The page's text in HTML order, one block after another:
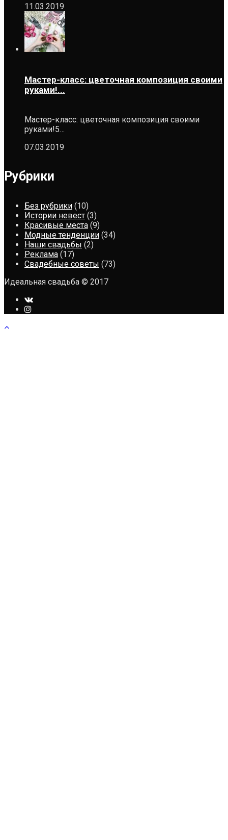
11.03.2019
Мастер-класс: цветочная композиция своими
руками!...
Мастер-класс: цветочная композиция своими
руками!5…
07.03.2019
Рубрики
Без рубрики (10)
Истории невест (3)
Красивые места (9)
Модные тенденции (34)
Наши свадьбы (2)
Реклама (17)
Свадебные советы (73)
Идеальная свадьба © 2017